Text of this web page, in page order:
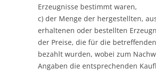
Erzeugnisse bestimmt waren,
c) der Menge der hergestellten,
erhaltenen oder bestellten
der Preise, die für die
bezahlt wurden, wobei zum
Angaben die entsprechenden